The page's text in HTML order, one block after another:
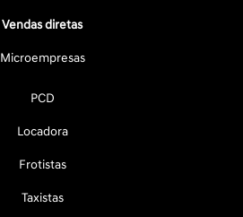
Vendas diretas
Microempresas
PCD
Locadora
Frotistas
Taxistas